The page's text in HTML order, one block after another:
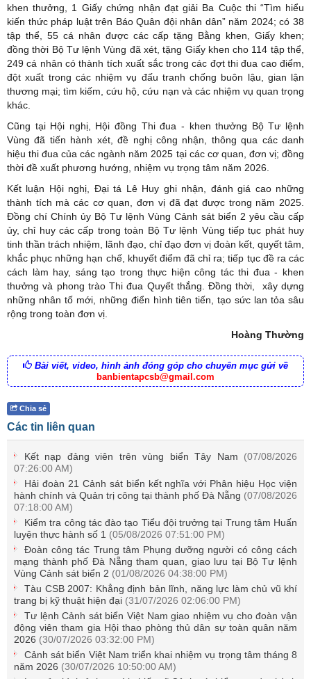
khen thưởng, 1 Giấy chứng nhận đạt giải Ba Cuộc thi “Tìm hiểu
kiến thức pháp luật trên Báo Quân đội nhân dân” năm 2024; có 38
tập thể, 55 cá nhân được các cấp tặng Bằng khen, Giấy khen;
đồng thời Bộ Tư lệnh Vùng đã xét, tặng Giấy khen cho 114 tập thể,
249 cá nhân có thành tích xuất sắc trong các đợt thi đua cao điểm,
đột xuất trong các nhiệm vụ đấu tranh chống buôn lậu, gian lận
thương mại; tìm kiếm, cứu hộ, cứu nạn và các nhiệm vụ quan trọng
khác.
Cũng tại Hội nghị, Hội đồng Thi đua - khen thưởng Bộ Tư lệnh
Vùng đã tiến hành xét, đề nghị công nhận, thông qua các danh
hiệu thi đua của các ngành năm 2025 tại các cơ quan, đơn vị; đồng
thời đề xuất phương hướng, nhiệm vụ trọng tâm năm 2026.
Kết luận Hội nghị, Đại tá Lê Huy ghi nhận, đánh giá cao những
thành tích mà các cơ quan, đơn vị đã đạt được trong năm 2025.
Đồng chí Chính ủy Bộ Tư lệnh Vùng Cảnh sát biển 2 yêu cầu cấp
ủy, chỉ huy các cấp trong toàn Bộ Tư lệnh Vùng tiếp tục phát huy
tinh thần trách nhiệm, lãnh đạo, chỉ đạo đơn vị đoàn kết, quyết tâm,
khắc phục những hạn chế, khuyết điểm đã chỉ ra; tiếp tục đề ra các
cách làm hay, sáng tạo trong thực hiện công tác thi đua - khen
thưởng và phong trào Thi đua Quyết thắng. Đồng thời, xây dựng
những nhân tố mới, những điển hình tiên tiến, tạo sức lan tỏa sâu
rộng trong toàn đơn vị.
Hoàng Thường
Bài viết, video, hình ảnh đóng góp cho chuyên mục gửi về
banbientapcsb@gmail.com
Chia sẻ
Các tin liên quan
Kết nạp đảng viên trên vùng biển Tây Nam (07/08/2026
07:26:00 AM)
Hải đoàn 21 Cảnh sát biển kết nghĩa với Phân hiệu Học viện
hành chính và Quản trị công tại thành phố Đà Nẵng (07/08/2026
07:18:00 AM)
Kiểm tra công tác đào tạo Tiểu đội trưởng tại Trung tâm Huấn
luyện thực hành số 1 (05/08/2026 07:51:00 PM)
Đoàn công tác Trung tâm Phụng dưỡng người có công cách
mạng thành phố Đà Nẵng tham quan, giao lưu tại Bộ Tư lệnh
Vùng Cảnh sát biển 2 (01/08/2026 04:38:00 PM)
Tàu CSB 2007: Khẳng định bản lĩnh, năng lực làm chủ vũ khí
trang bị kỹ thuật hiện đại (31/07/2026 02:06:00 PM)
Tư lệnh Cảnh sát biển Việt Nam giao nhiệm vụ cho đoàn vận
động viên tham gia Hội thao phòng thủ dân sự toàn quân năm
2026 (30/07/2026 03:32:00 PM)
Cảnh sát biển Việt Nam triển khai nhiệm vụ trọng tâm tháng 8
năm 2026 (30/07/2026 10:50:00 AM)